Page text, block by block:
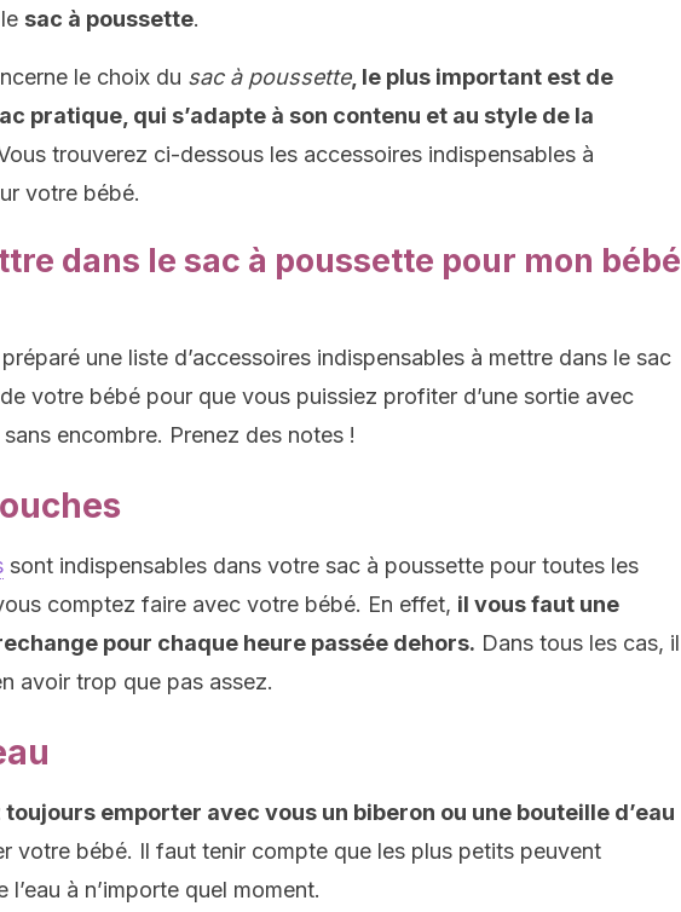
sac à poussette.
le choix du sac à poussette, le plus important est de
pratique, qui s’adapte à son contenu et au style de la
trouverez ci-dessous les accessoires indispensables à
votre bébé.
dans le sac à poussette pour mon bébé
une liste d’accessoires indispensables à mettre dans le sac
votre bébé pour que vous puissiez profiter d’une sortie avec
encombre. Prenez des notes !
sont indispensables dans votre sac à poussette pour toutes les
comptez faire avec votre bébé. En effet, il vous faut une
pour chaque heure passée dehors. Dans tous les cas, il
avoir trop que pas assez.
toujours emporter avec vous un biberon ou une bouteille d’eau
votre bébé. Il faut tenir compte que les plus petits peuvent
l’eau à n’importe quel moment.